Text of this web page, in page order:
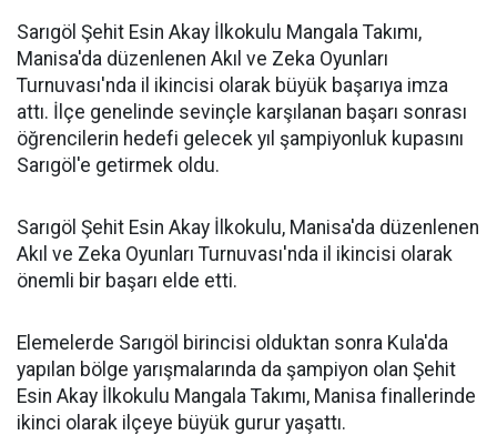
Sarıgöl Şehit Esin Akay İlkokulu Mangala Takımı,
Manisa'da düzenlenen Akıl ve Zeka Oyunları
Turnuvası'nda il ikincisi olarak büyük başarıya imza
attı. İlçe genelinde sevinçle karşılanan başarı sonrası
öğrencilerin hedefi gelecek yıl şampiyonluk kupasını
Sarıgöl'e getirmek oldu.
Sarıgöl Şehit Esin Akay İlkokulu, Manisa'da düzenlenen
Akıl ve Zeka Oyunları Turnuvası'nda il ikincisi olarak
önemli bir başarı elde etti.
Elemelerde Sarıgöl birincisi olduktan sonra Kula'da
yapılan bölge yarışmalarında da şampiyon olan Şehit
Esin Akay İlkokulu Mangala Takımı, Manisa finallerinde
ikinci olarak ilçeye büyük gurur yaşattı.